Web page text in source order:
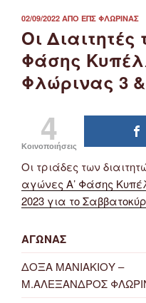
ΔΗΜΟΣΙΕΎΤΗΚΕ
ΣΤΙΣ
02/09/2022 ΑΠΌ ΕΠΣ ΦΛΏΡΙΝΑΣ
Οι
Φάσης
Φλώρινας 3 &
4
Κοινοποιήσεις
Οι τριάδες των
αγώνες Α’ Φάσης
2023 για το
ΑΓΩΝΑΣ
ΔΟΞΑ ΜΑΝΙΑΚΙΟΥ –
Μ.ΑΛΕΞΑΝΔΡΟΣ